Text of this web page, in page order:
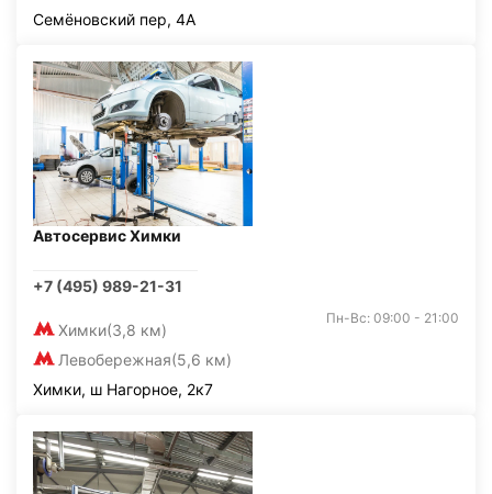
Семёновский пер, 4А
Автосервис Химки
+7 (495) 989-21-31
Химки(3,8 км)
Левобережная(5,6 км)
Пн-Вс: 09:00 - 21:00
Химки, ш Нагорное, 2к7